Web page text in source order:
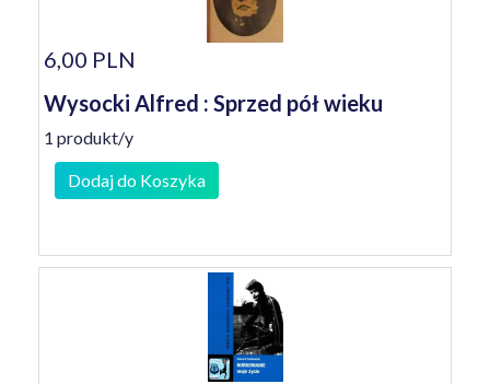
6,00 PLN
Wysocki Alfred : Sprzed pół wieku
1 produkt/y
Dodaj do Koszyka